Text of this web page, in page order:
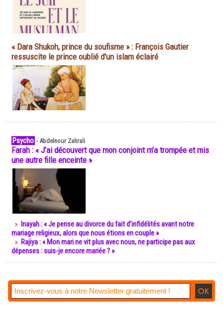
« Dara Shukoh, prince du soufisme » : François Gautier
ressuscite le prince oublié d'un islam éclairé
Psycho -Abdelnour Zahrali
Farah : « J’ai découvert que mon conjoint m’a trompée et mis
une autre fille enceinte »
Inayah : « Je pense au divorce du fait d’infidélités avant notre
mariage religieux, alors que nous étions en couple »
Rajiya : « Mon mari ne vit plus avec nous, ne participe pas aux
dépenses : suis-je encore mariée ? »